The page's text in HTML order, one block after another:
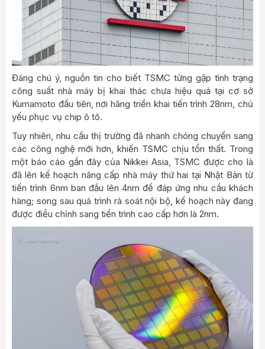
Đáng chú ý, nguồn tin cho biết TSMC từng gặp tình trạng
công suất nhà máy bị khai thác chưa hiệu quả tại cơ sở
Kumamoto đầu tiên, nơi hãng triển khai tiến trình 28nm, chủ
yếu phục vụ chip ô tô.
Tuy nhiên, nhu cầu thị trường đã nhanh chóng chuyển sang
các công nghệ mới hơn, khiến TSMC chịu tổn thất. Trong
một báo cáo gần đây của Nikkei Asia, TSMC được cho là
đã lên kế hoạch nâng cấp nhà máy thứ hai tại Nhật Bản từ
tiến trình 6nm ban đầu lên 4nm để đáp ứng nhu cầu khách
hàng; song sau quá trình rà soát nội bộ, kế hoạch này đang
được điều chỉnh sang tiến trình cao cấp hơn là 2nm.